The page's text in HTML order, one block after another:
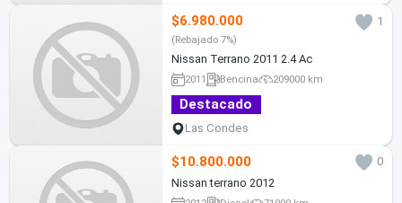
$6.980.000 1
(Rebajado 7%)
Nissan Terrano 2011 2.4 Ac
2011 Bencina 209000 km
Destacado
Las Condes
$10.800.000
0
Nissan terrano 2012